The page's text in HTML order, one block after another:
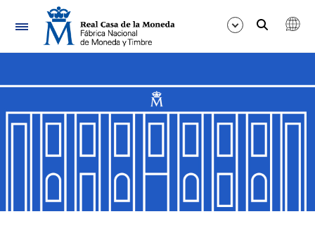
Navegación
Mostrar/Ocultar
Mostrar/Ocultar
Mostrar/Ocultar